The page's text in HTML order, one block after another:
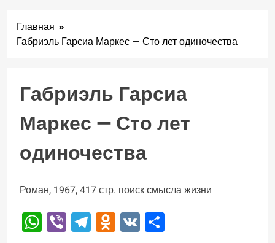
Главная
Габриэль Гарсиа Маркес — Сто лет одиночества
Габриэль Гарсиа
Маркес — Сто лет
одиночества
Роман, 1967, 417 стр. поиск смысла жизни
WhatsApp
ViberTelegram
Odnoklassniki
VK